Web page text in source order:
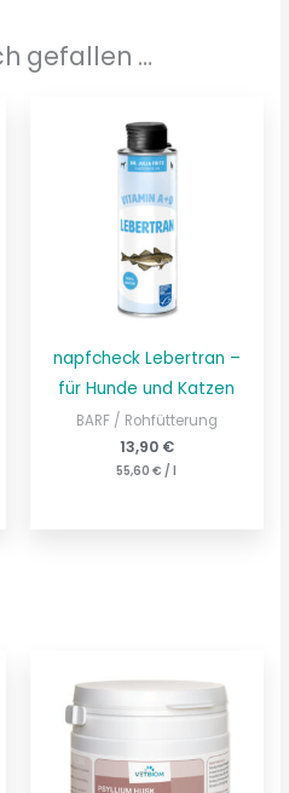
gefallen …
napfcheck Lebertran –
für Hunde und Katzen
BARF / Rohfütterung
13,90 €
55,60€ /